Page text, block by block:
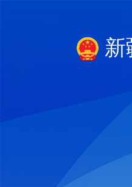
新